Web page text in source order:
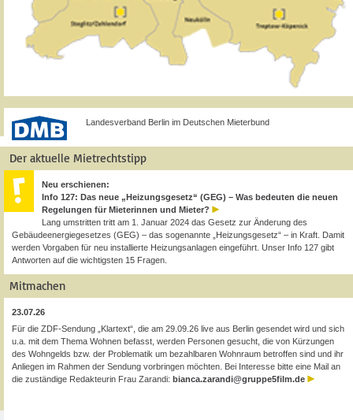
Landesverband Berlin im Deutschen Mieterbund
Der aktuelle Mietrechtstipp
Neu erschienen:
Info 127: Das neue „Heizungsgesetz“ (GEG) – Was bedeuten die neuen
Regelungen für Mieterinnen und Mieter?
Lang umstritten tritt am 1. Januar 2024 das Gesetz zur Änderung des
Gebäudeenergiegesetzes (GEG) – das sogenannte „Heizungsgesetz“ – in Kraft. Damit
werden Vorgaben für neu installierte Heizungsanlagen eingeführt. Unser Info 127 gibt
Antworten auf die wichtigsten 15 Fragen.
Mitmachen
23.07.26
Für die ZDF-Sendung „Klartext“, die am 29.09.26 live aus Berlin gesendet wird und sich
u.a. mit dem Thema Wohnen befasst, werden Personen gesucht, die von Kürzungen
des Wohngelds bzw. der Problematik um bezahlbaren Wohnraum betroffen sind und ihr
Anliegen im Rahmen der Sendung vorbringen möchten. Bei Interesse bitte eine Mail an
die zuständige Redakteurin Frau Zarandi: bianca.zarandi@gruppe5film.de